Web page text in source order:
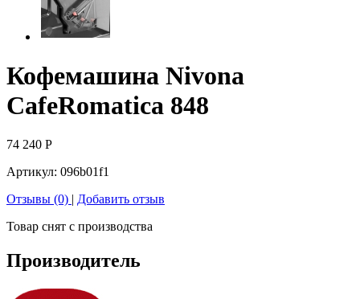
Кофемашина Nivona
CafeRomatica 848
74 240 Р
Артикул: 096b01f1
Отзывы (0) | Добавить отзыв
Товар снят с производства
Производитель